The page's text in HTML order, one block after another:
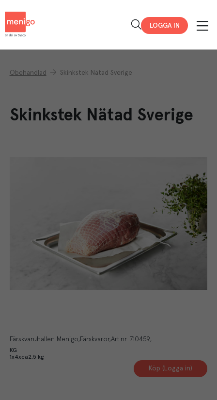
LOGGA IN
Obehandlad Skinkstek Nätad Sverige
Skinkstek Nätad Sverige
Färskvaruhallen Menigo Färskvaror Art.nr. 710459
KG
1x4xca2,5 kg
Köp (Logga in)